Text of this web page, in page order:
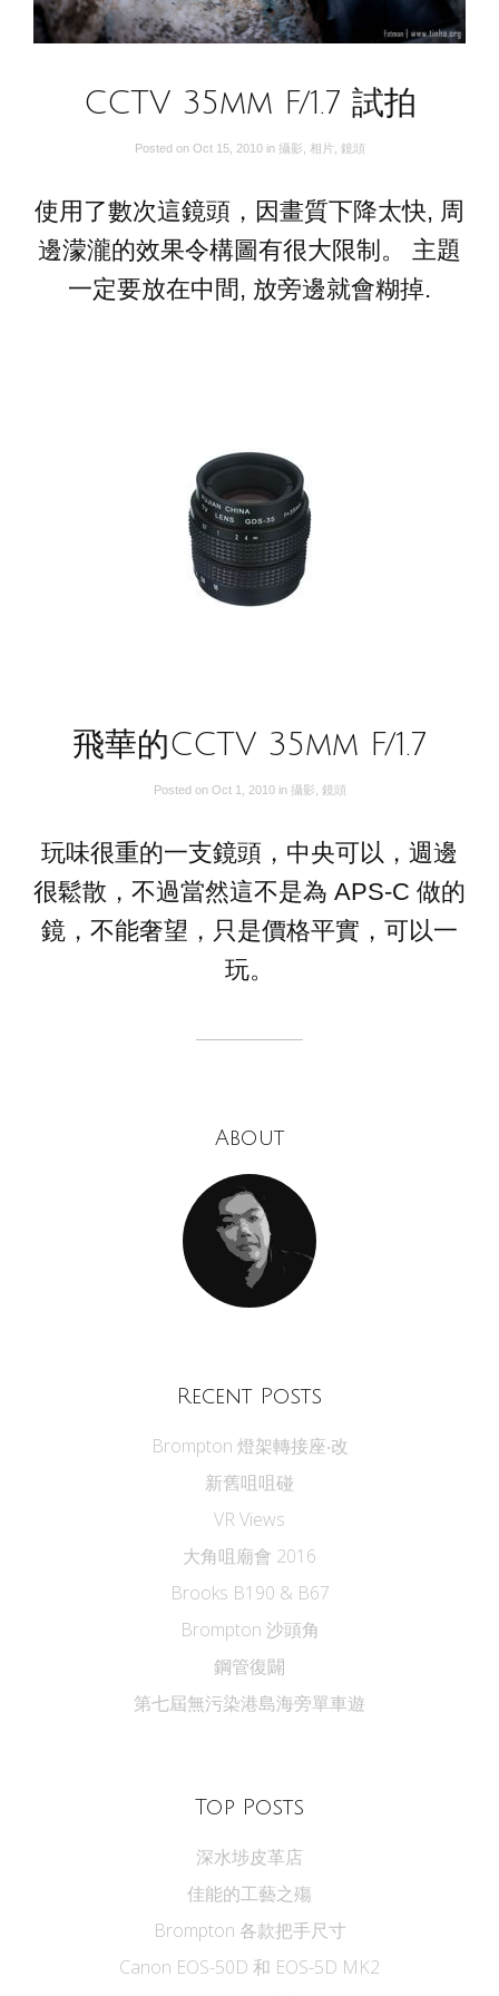
CCTV 35mm F/1.7 試拍
Posted on Oct 15, 2010 in 攝影 相片 鏡頭
使用了數次這鏡頭，因畫質下降太快, 周
邊濛瀧的效果令構圖有很大限制。 主題
一定要放在中間, 放旁邊就會糊掉.
飛華的CCTV 35mm F/1.7
Posted on Oct 1, 2010 in 攝影 鏡頭
玩味很重的一支鏡頭，中央可以，週邊
很鬆散，不過當然這不是為 APS-C 做的
鏡，不能奢望，只是價格平實，可以一
玩。
About
Recent Posts
Brompton 燈架轉接座‧改
新舊咀咀碰
VR Views
大角咀廟會 2016
Brooks B190 & B67
Brompton 沙頭角
鋼管復闢
第七屆無污染港島海旁單車遊
Top Posts
深水埗皮革店
佳能的工藝之殤
Brompton 各款把手尺寸
Canon EOS-50D 和 EOS-5D MK2